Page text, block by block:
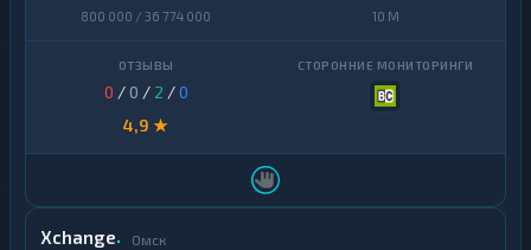
800 000 / 36 774 000 10 M
0 / 0 / 2 /0
4,9 ★
Xchange Омск